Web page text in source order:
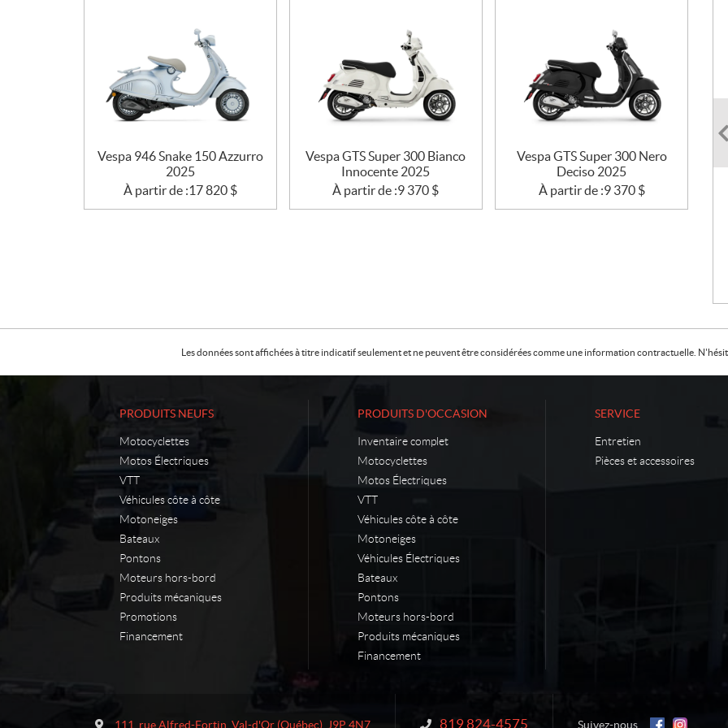
Vespa 946 Snake 150 Azzurro
2025
À partir de :17 820 $
Vespa GTS Super 300 Bianco
Innocente 2025
À partir de :9 370 $
Vespa GTS Super 300 Nero
Deciso 2025
À partir de :9 370 $
Les données sont affichées à titre indicatif seulement et ne peuvent être considérées comme une information contractuelle.
PRODUITS NEUFS
Motocyclettes
Motos Électriques
VTT
Véhicules côte à côte
Motoneiges
Bateaux
Pontons
Moteurs hors-bord
Produits mécaniques
Promotions
Financement
PRODUITS D'OCCASION
Inventaire complet
Motocyclettes
Motos Électriques
VTT
Véhicules côte à côte
Motoneiges
Véhicules Électriques
Bateaux
Pontons
Moteurs hors-bord
Produits mécaniques
Financement
SERVICE
Entretien
Pièces et accessoires
111, rue Alfred-Fortin Val-d'Or (Québec) J9P 4N7 Information :
819 824-4575 Suivez-nous